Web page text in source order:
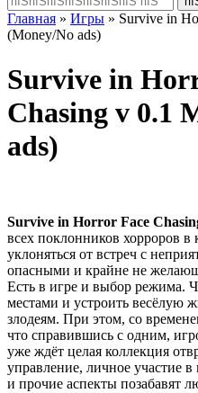
Главная » Игры » Survive in
(Money/No ads)
Survive in
Chasing v 0.1
ads)
Survive in Horror Face
всех поклонников хорроров
уклоняться от встреч с
опасными и крайне не
Есть в игре и выбор режима.
местами и устроить весёлую
злодеям. При этом, со
что справившись с одним,
уже ждёт целая коллекция
управление, личное участие
и прочие аспекты позабавят